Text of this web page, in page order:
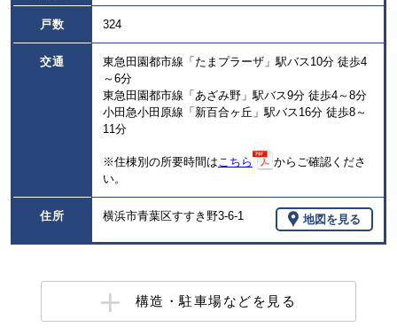
戸数 324
交通
東急田園都市線「たまプラーザ」駅バス10分 徒歩4
～6分
東急田園都市線「あざみ野」駅バス9分 徒歩4～8分
小田急小田原線「新百合ヶ丘」駅バス16分 徒歩8～
11分
※住棟別の所要時間は こちら
からご確認くださ
い。
住所 横浜市青葉区すすき野3-6-1 地図を見る
構造・駐車場などを見る